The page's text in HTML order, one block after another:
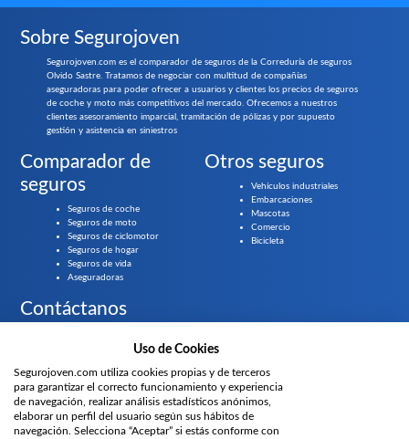
Sobre Segurojoven
Segurojoven.com es el comparador de seguros de la Correduría de seguros
Olvido Sastre. Tratamos de negociar con multitud de compañías
aseguradoras para poder ofrecer a usuarios y clientes los precios de seguros
de coche y moto más competitivos del mercado. Ofrecemos a nuestros
clientes asesoramiento imparcial, tramitación de pólizas y por supuesto
gestión y asistencia en siniestros
Comparador de
seguros
Seguros de coche
Seguros de moto
Seguros de ciclomotor
Seguros de hogar
Seguros de vida
Aseguradoras
Otros seguros
Vehículos industriales
Embarcaciones
Mascotas
Comercio
Bicicleta
Contáctanos
¿Prefieres que te llamemos?
Parte del grupo
Uso de Cookies
Segurojoven.com utiliza cookies propias y de terceros
para garantizar el correcto funcionamiento y experiencia
de navegación, realizar análisis estadísticos anónimos,
elaborar un perfil del usuario según sus hábitos de
navegación. Selecciona “Aceptar” si estás conforme con